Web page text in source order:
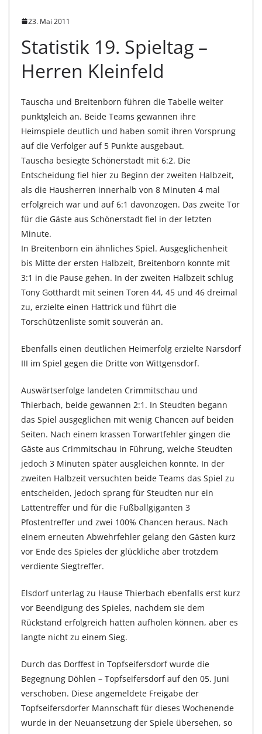
23. Mai 2011
Statistik 19. Spieltag –
Herren Kleinfeld
Tauscha und Breitenborn führen die Tabelle weiter
punktgleich an. Beide Teams gewannen ihre
Heimspiele deutlich und haben somit ihren Vorsprung
auf die Verfolger auf 5 Punkte ausgebaut.
Tauscha besiegte Schönerstadt mit 6:2. Die
Entscheidung fiel hier zu Beginn der zweiten Halbzeit,
als die Hausherren innerhalb von 8 Minuten 4 mal
erfolgreich war und auf 6:1 davonzogen. Das zweite Tor
für die Gäste aus Schönerstadt fiel in der letzten
Minute.
In Breitenborn ein ähnliches Spiel. Ausgeglichenheit
bis Mitte der ersten Halbzeit, Breitenborn konnte mit
3:1 in die Pause gehen. In der zweiten Halbzeit schlug
Tony Gotthardt mit seinen Toren 44, 45 und 46 dreimal
zu, erzielte einen Hattrick und führt die
Torschützenliste somit souverän an.
Ebenfalls einen deutlichen Heimerfolg erzielte Narsdorf
III im Spiel gegen die Dritte von Wittgensdorf.
Auswärtserfolge landeten Crimmitschau und
Thierbach, beide gewannen 2:1. In Steudten begann
das Spiel ausgeglichen mit wenig Chancen auf beiden
Seiten. Nach einem krassen Torwartfehler gingen die
Gäste aus Crimmitschau in Führung, welche Steudten
jedoch 3 Minuten später ausgleichen konnte. In der
zweiten Halbzeit versuchten beide Teams das Spiel zu
entscheiden, jedoch sprang für Steudten nur ein
Lattentreffer und für die Fußballgiganten 3
Pfostentreffer und zwei 100% Chancen heraus. Nach
einem erneuten Abwehrfehler gelang den Gästen kurz
vor Ende des Spieles der glückliche aber trotzdem
verdiente Siegtreffer.
Elsdorf unterlag zu Hause Thierbach ebenfalls erst kurz
vor Beendigung des Spieles, nachdem sie dem
Rückstand erfolgreich hatten aufholen können, aber es
langte nicht zu einem Sieg.
Durch das Dorffest in Topfseifersdorf wurde die
Begegnung Döhlen – Topfseifersdorf auf den 05. Juni
verschoben. Diese angemeldete Freigabe der
Topfseifersdorfer Mannschaft für dieses Wochenende
wurde in der Neuansetzung der Spiele übersehen, so